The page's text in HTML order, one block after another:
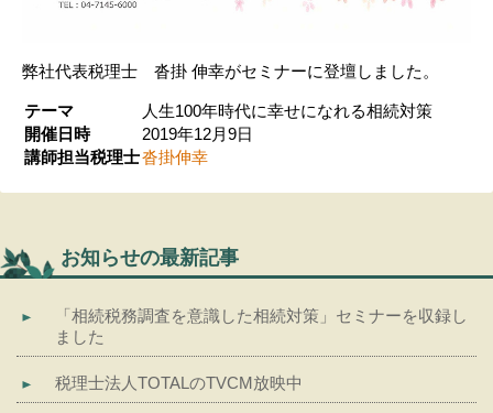
弊社代表税理士 沓掛 伸幸がセミナーに登壇しました。
テーマ
人生100年時代に幸せになれる相続対策
開催日時
2019年12月9日
講師担当税理士沓掛伸幸
お知らせの最新記事
「相続税務調査を意識した相続対策」セミナーを収録し
ました
税理士法人TOTALのTVCM放映中